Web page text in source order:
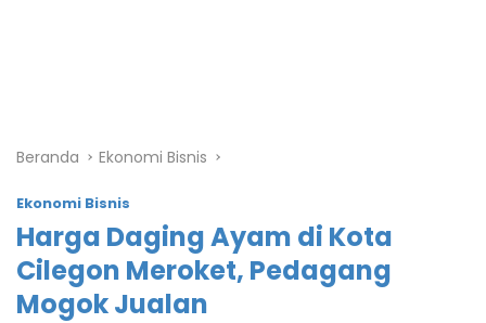
Beranda Ekonomi Bisnis
Ekonomi Bisnis
Harga Daging Ayam di Kota
Cilegon Meroket, Pedagang
Mogok Jualan